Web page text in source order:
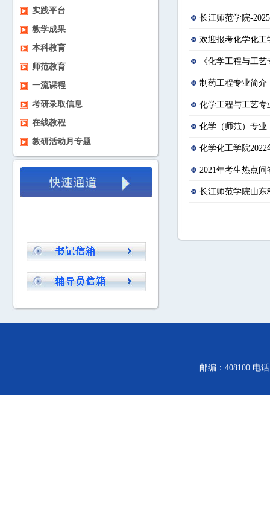
实践平台
教学成果
本科教育
师范教育
一流课程
考研录取信息
在线教程
教研活动月专题
长江师范学院-
欢迎报考化学化工
《化学工程与工
制药工程专业简介
化学工程与工艺专
化学（师范）专业
化学化工学院
2021年考生热点问
长江师范学院山东
邮编：408100 电